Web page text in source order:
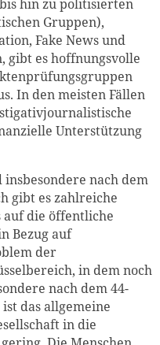
hin zu politisierten
Gruppen),
Fake News und
gibt es hoffnungsvolle
In den meisten Fällen
Unterstützung
nach dem
gibt es zahlreiche
die öffentliche
Bezug auf
der
in dem noch
nach dem 44-
das allgemeine
in die